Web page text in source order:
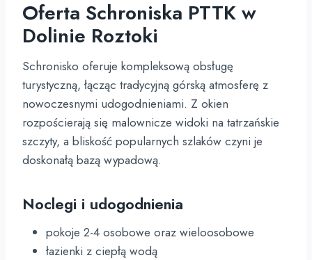
Oferta Schroniska PTTK w
Dolinie Roztoki
Schronisko oferuje kompleksową obsługę
turystyczną, łącząc tradycyjną górską atmosferę z
nowoczesnymi udogodnieniami. Z okien
rozpościerają się malownicze widoki na tatrzańskie
szczyty, a bliskość popularnych szlaków czyni je
doskonałą bazą wypadową.
Noclegi i udogodnienia
pokoje 2-4 osobowe oraz wieloosobowe
łazienki z ciepłą wodą